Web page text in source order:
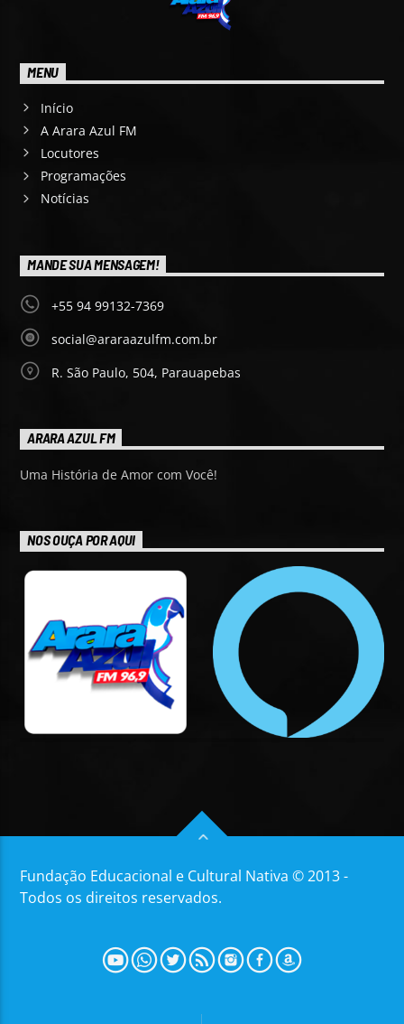
MENU
Início
A Arara Azul FM
Locutores
Programações
Notícias
MANDE SUA MENSAGEM!
+55 94 99132-7369
social@araraazulfm.com.br
R. São Paulo, 504, Parauapebas
ARARA AZUL FM
Uma História de Amor com Você!
NOS OUÇA POR AQUI
Fundação Educacional e Cultural Nativa © 2013 -
Todos os direitos reservados.